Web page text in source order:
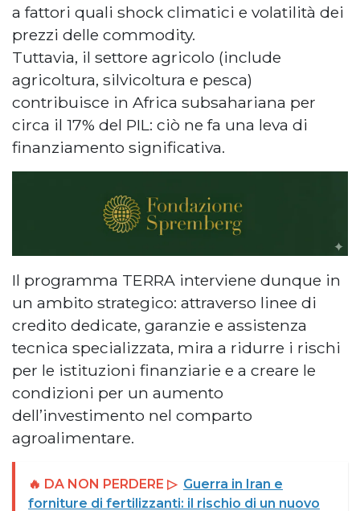
a fattori quali shock climatici e volatilità dei
prezzi delle commodity.
Tuttavia, il settore agricolo (include
agricoltura, silvicoltura e pesca)
contribuisce in Africa subsahariana per
circa il 17% del PIL: ciò ne fa una leva di
finanziamento significativa.
Il programma TERRA interviene dunque in
un ambito strategico: attraverso linee di
credito dedicate, garanzie e assistenza
tecnica specializzata, mira a ridurre i rischi
per le istituzioni finanziarie e a creare le
condizioni per un aumento
dell’investimento nel comparto
agroalimentare.
🔥 DA NON PERDERE ▷ Guerra in Iran e
forniture di fertilizzanti: il rischio di un nuovo